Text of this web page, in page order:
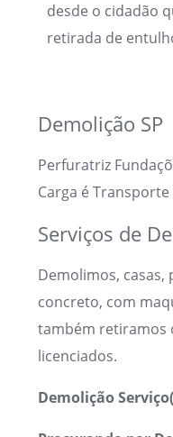
desde o cidadão
retirada de
Demolição SP
Perfuratriz
Carga é Transporte
Serviços de
Demolimos, casas,
concreto, com
também retiramos
licenciados.
Demolição